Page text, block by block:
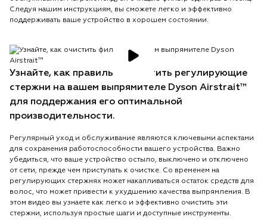
Следуя нашим инструкциям, вы сможете легко и эффективно
поддерживать ваше устройство в хорошем состоянии.
Узнайте, как правильно очистить регулирующие
стержни на вашем выпрямителе Dyson Airstrait™
для поддержания его оптимальной
производительности.
Регулярный уход и обслуживание являются ключевыми аспектами
для сохранения работоспособности вашего устройства. Важно
убедиться, что ваше устройство остыло, выключено и отключено
от сети, прежде чем приступать к очистке. Со временем на
регулирующих стержнях может накапливаться остаток средств для
волос, что может привести к ухудшению качества выпрямления. В
этом видео вы узнаете как легко и эффективно очистить эти
стержни, используя простые шаги и доступные инструменты.